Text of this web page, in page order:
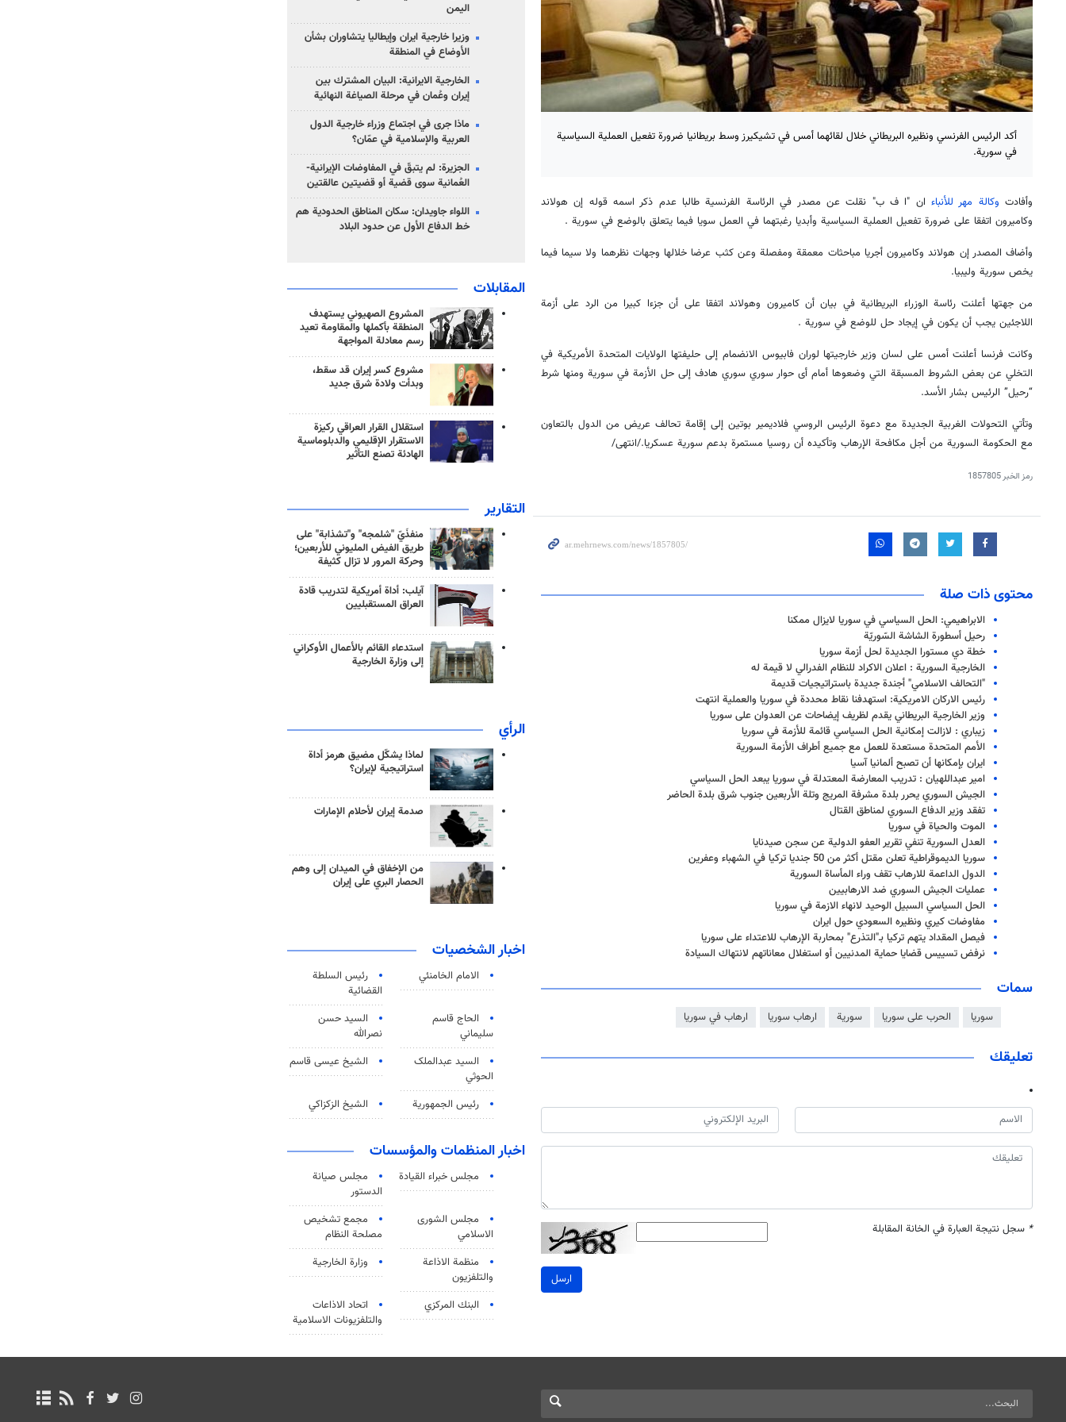
أكد الرئيس الفرنسي ونظيره البريطاني خلال لقائهما أمس في تشيكيرز وسط بريطانيا ضرورة تفعيل العملية السياسية
في سورية.
وأفادت وكالة مهر للأنباء ان "ا ف ب" نقلت عن مصدر في الرئاسة الفرنسية طالبا عدم ذكر اسمه قوله إن هولاند
وكاميرون اتفقا على ضرورة تفعيل العملية السياسية وأبديا رغبتهما في العمل سويا فيما يتعلق بالوضع في سورية .
وأضاف المصدر إن هولاند وكاميرون أجريا مباحثات معمقة ومفصلة وعن كثب عرضا خلالها وجهات نظرهما ولا سيما فيما
يخص سورية وليبيا.
من جهتها أعلنت رئاسة الوزراء البريطانية في بيان أن كاميرون وهولاند اتفقا على أن جزءا كبيرا من الرد على أزمة
اللاجئين يجب أن يكون في إيجاد حل للوضع في سورية .
وكانت فرنسا أعلنت أمس على لسان وزير خارجيتها لوران فابيوس الانضمام إلى حليفتها الولايات المتحدة الأمريكية في
التخلي عن بعض الشروط المسبقة التي وضعوها أمام أى حوار سوري سوري هادف إلى حل الأزمة في سورية ومنها شرط
“رحيل” الرئيس بشار الأسد.
وتأتي التحولات الغربية الجديدة مع دعوة الرئيس الروسي فلاديمير بوتين إلى إقامة تحالف عريض من الدول بالتعاون
مع الحكومة السورية من أجل مكافحة الإرهاب وتأكيده أن روسيا مستمرة بدعم سورية عسكريا./انتهى/
رمز الخبر1857805
محتوى ذات صلة
الابراهيمي: الحل السياسي في سوريا لايزال ممكنا
رحيل أسطورة الشاشة السّوريّة
خطة دي مستورا الجديدة لحل أزمة سوريا
الخارجية السورية : اعلان الاكراد للنظام الفدرالي لا قيمة له
"التحالف الاسلامي" أجندة جديدة باستراتيجيات قديمة
رئيس الاركان الامريكية: استهدفنا نقاط محددة في سوريا والعملية انتهت
وزير الخارجية البريطاني يقدم لظريف إيضاحات عن العدوان على سوريا
زيباري : لازالت إمكانية الحل السياسي قائمة للأزمة في سوريا
الأمم المتحدة مستعدة للعمل مع جميع أطراف الأزمة السورية
ايران بإمكانها أن تصبح ألمانيا آسيا
امير عبداللهيان : تدريب المعارضة المعتدلة في سوريا يبعد الحل السياسي
الجيش السوري يحرر بلدة مشرفة المريج وتلة الأربعين جنوب شرق بلدة الحاضر
تفقد وزير الدفاع السوري لمناطق القتال
الموت والحياة في سوريا
العدل السورية تنفي تقرير العفو الدولية عن سجن صيدنايا
سوريا الديموقراطية تعلن مقتل أكثر من 50 جنديا تركيا في الشهباء وعفرين
الدول الداعمة للارهاب تقف وراء المأساة السورية
عمليات الجيش السوري ضد الارهابيين
الحل السياسي السبيل الوحيد لانهاء الازمة في سوريا
مفاوضات كيري ونظيره السعودي حول ايران
فيصل المقداد يتهم تركيا بـ"التذرع" بمحاربة الإرهاب للاعتداء على سوريا
نرفض تسييس قضايا حماية المدنيين أو استغلال معاناتهم لانتهاك السيادة
سمات
سوريا الحرب على سوريا سورية ارهاب سوريا ارهاب في سوريا
تعليقك
* سجل نتيجة العبارة في الخانة المقابلة
ارسل
اليمن
وزيرا خارجية ايران وإيطاليا يتشاوران بشأن
الأوضاع في المنطقة
الخارجية الايرانية: البيان المشترك بين
إيران وعُمان في مرحلة الصياغة النهائية
ماذا جرى في اجتماع وزراء خارجية الدول
العربية والإسلامية في عمّان؟
الجزيرة: لم يتبقّ في المفاوضات الإيرانية-
العُمانية سوى قضية أو قضيتين عالقتين
اللواء جاويدان: سكان المناطق الحدودية هم
خط الدفاع الأول عن حدود البلاد
المقابلات
المشروع الصهيوني يستهدف
المنطقة بأكملها والمقاومة تعيد
رسم معادلة المواجهة
مشروع كسر إيران قد سقط،
وبدأت ولادة شرق جديد
استقلال القرار العراقي ركيزة
الاستقرار الإقليمي والدبلوماسية
الهادئة تصنع التأثير
التقارير
منفذَيّ "شلمجه" و"تشذابة" على
طريق الفيض المليوني للأربعين؛
وحركة المرور لا تزال كثيفة
آيلب: أداة أمريكية لتدريب قادة
العراق المستقبليين
استدعاء القائم بالأعمال الأوكراني
إلى وزارة الخارجية
الرأي
لماذا يشكّل مضيق هرمز أداة
استراتيجية لإيران؟
صدمة إيران لأحلام الإمارات
من الإخفاق في الميدان إلى وهم
الحصار البري على إيران
اخبار الشخصيات
الامام الخامنئي
رئیس السلطة
القضائیة
الحاج قاسم
سليماني
السيد حسن
نصرالله
السید عبدالملک
الحوثي
الشيخ عيسى قاسم
رئيس الجمهورية الشيخ الزكزاكي
اخبار المنظمات والمؤسسات
مجلس خبراء القيادة
مجلس صيانة
الدستور
مجلس الشورى
الاسلامي
مجمع تشخيص
مصلحة النظام
منظمة الاذاعة
والتلفزیون
وزارة الخارجية
البنك المركزي
اتحاد الاذاعات
والتلفزيونات الاسلامية